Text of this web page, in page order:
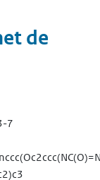
de
7